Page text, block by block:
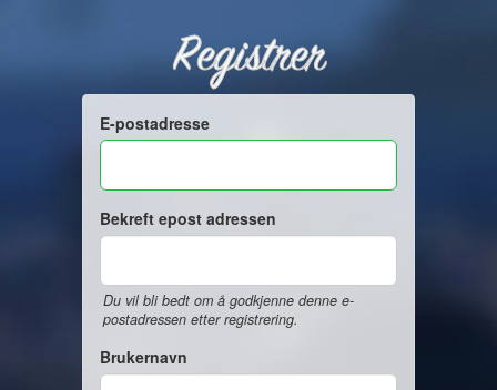
Registrer
E-postadresse
Bekreft epost adressen
Du vil bli bedt om å godkjenne denne e-
postadressen etter registrering.
Brukernavn